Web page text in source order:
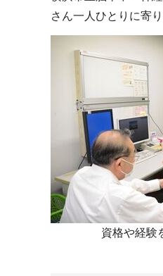
さん一人ひとりに寄
資格や経験